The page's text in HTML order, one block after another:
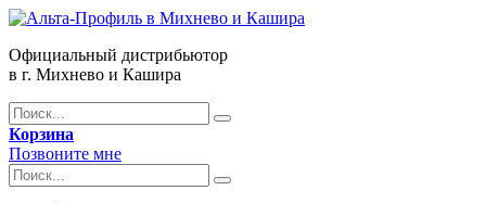
Официальный дистрибьютор
в г. Михнево и Кашира
Корзина
Позвоните мне